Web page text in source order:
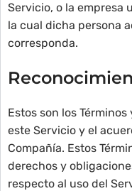
Servicio, o la empresa
la cual dicha persona
corresponda.
Estos son los
este Servicio y el
Compañía. Estos
derechos y
respecto al uso del